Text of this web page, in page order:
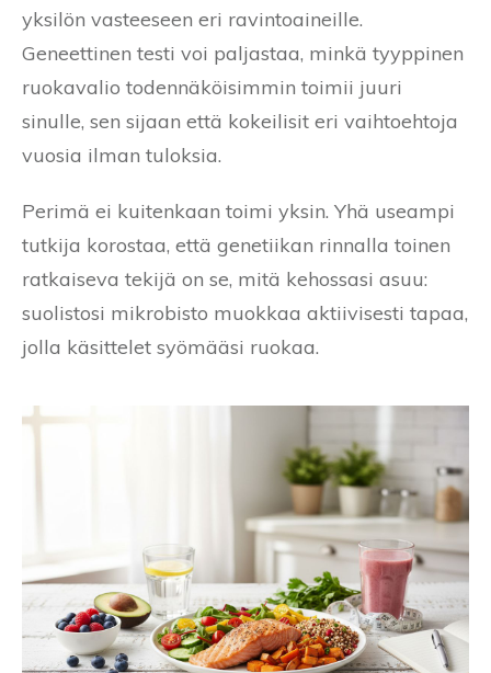
yksilön vasteeseen eri ravintoaineille.
Geneettinen testi voi paljastaa, minkä tyyppinen
ruokavalio todennäköisimmin toimii juuri
sinulle, sen sijaan että kokeilisit eri vaihtoehtoja
vuosia ilman tuloksia.
Perimä ei kuitenkaan toimi yksin. Yhä useampi
tutkija korostaa, että genetiikan rinnalla toinen
ratkaiseva tekijä on se, mitä kehossasi asuu:
suolistosi mikrobisto muokkaa aktiivisesti tapaa,
jolla käsittelet syömääsi ruokaa.